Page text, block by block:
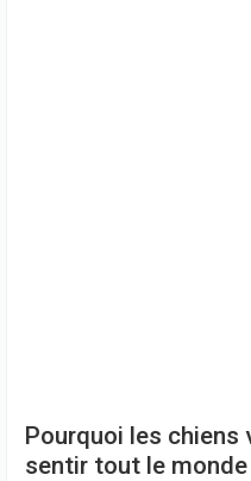
Pourquoi les
sentir tout le monde